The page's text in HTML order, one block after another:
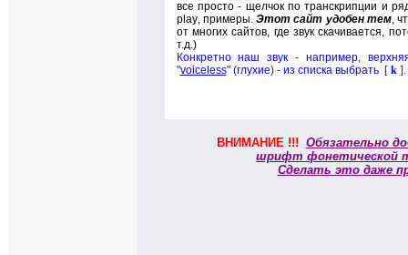
все просто - щелчок по транскрипции и
play, примеры.Этот сайт удобен тем,
от многих сайтов, где звук скачивается,
т.д.)
Конкретно наш звук - например,
"voiceless" (глухие) - из списка выбрать [ k ].
ВНИМАНИЕ !!! Обязательно
шрифт фонетической
Сделать это даже